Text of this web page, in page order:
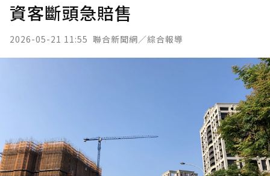
資客斷頭急賠售
2026-05-21 11:55 聯合新聞網／綜合報導